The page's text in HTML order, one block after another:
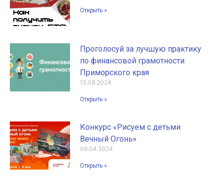
Открыть »
Проголосуй за лучшую практику
по финансовой грамотности
Приморского края
15.08.2024
Открыть »
Конкурс «Рисуем с детьми
Вечный Огонь»
09.04.2024
Открыть »